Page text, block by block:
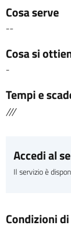
Cosa serve
--
Cosa si
-
Tempi e
///
Accedi al
Il servizio è
Condizioni